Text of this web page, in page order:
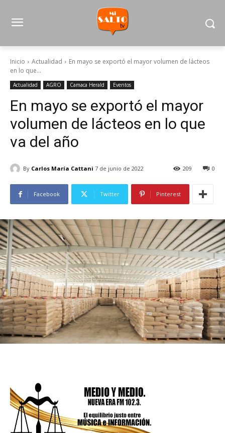
Inicio Actualidad
En mayo se exportó el mayor volumen de lácteos
en lo que...
Actualidad AGRO Camaca Herald Eventos
En mayo se exportó el mayor
volumen de lácteos en lo que
va del año
By Carlos María Cattani 7 de junio de 2022 0
209
Facebook Twitter Pinterest